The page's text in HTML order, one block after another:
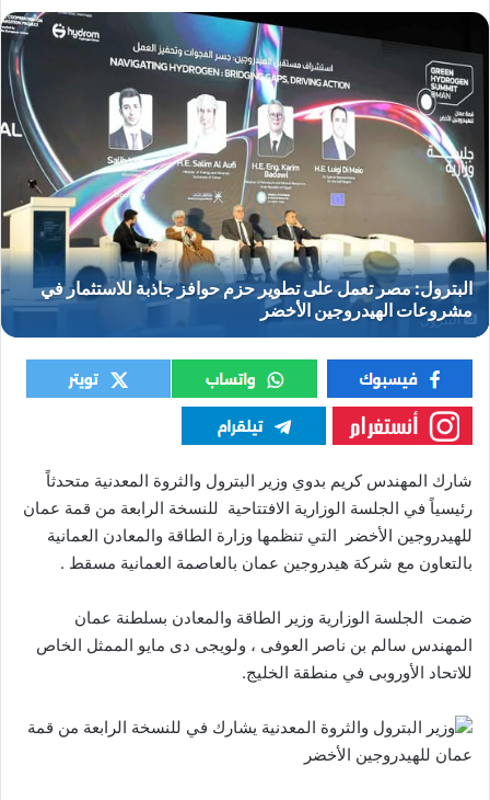
البترول
شارك المهندس كريم بدوي وزير البترول والثروة المعدنية متحدثاً
رئيسياً في الجلسة الوزارية الافتتاحية للنسخة الرابعة من قمة عمان
للهيدروجين الأخضر التي تنظمها وزارة الطاقة والمعادن العمانية
بالتعاون مع شركة هيدروجين عمان بالعاصمة العمانية مسقط .
ضمت الجلسة الوزارية وزير الطاقة والمعادن بسلطنة عمان
المهندس سالم بن ناصر العوفى ، ولويجى دى مايو الممثل الخاص
للاتحاد الأوروبى في منطقة الخليج.
وزير البترول والثروة المعدنية يشارك في للنسخة الرابعة من قمة
عمان للهيدروجين الأخضر